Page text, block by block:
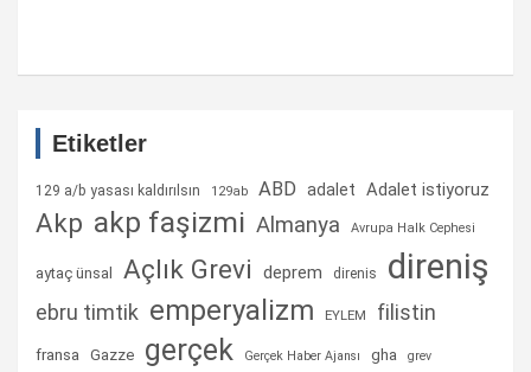
Etiketler
129 a/b yasası kaldırılsın 129ab ABD adalet Adalet istiyoruz
Akp akp faşizmi Almanya Avrupa Halk Cephesi
aytaç ünsal Açlık Grevi deprem direnis direniş
ebru timtik emperyalizm EYLEM filistin
fransa Gazze gerçek Gerçek Haber Ajansı gha grev